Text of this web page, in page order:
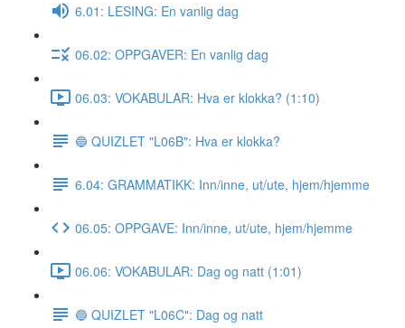
6.01: LESING: En vanlig dag
06.02: OPPGAVER: En vanlig dag
06.03: VOKABULAR: Hva er klokka? (1:10)
🔵 QUIZLET "L06B": Hva er klokka?
6.04: GRAMMATIKK: Inn/inne, ut/ute, hjem/hjemme
06.05: OPPGAVE: Inn/inne, ut/ute, hjem/hjemme
06.06: VOKABULAR: Dag og natt (1:01)
🔵 QUIZLET "L06C": Dag og natt